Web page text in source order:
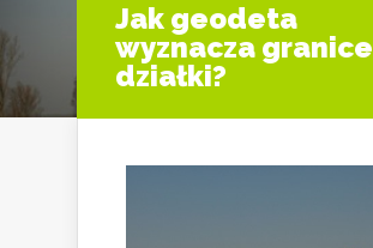
Jak geodeta
wyznacza granice
działki?